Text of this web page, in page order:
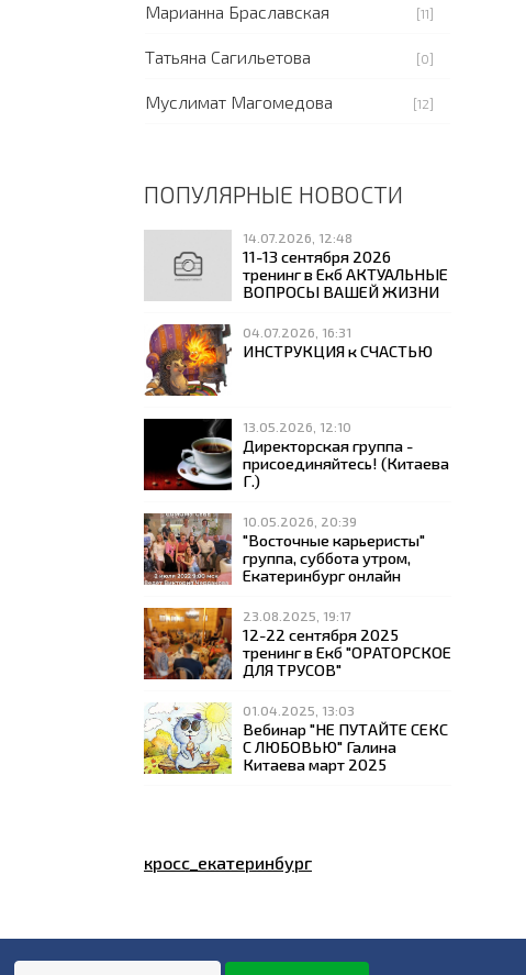
Марианна Браславская [11]
Татьяна Сагильетова [0]
Муслимат Магомедова [12]
ПОПУЛЯРНЫЕ НОВОСТИ
14.07.2026, 12:48
11-13 сентября 2026
тренинг в Екб АКТУАЛЬНЫЕ
ВОПРОСЫ ВАШЕЙ ЖИЗНИ
04.07.2026, 16:31
ИНСТРУКЦИЯ к СЧАСТЬЮ
13.05.2026, 12:10
Директорская группа -
присоединяйтесь! (Китаева
Г.)
10.05.2026, 20:39
"Восточные карьеристы"
группа, суббота утром,
Екатеринбург онлайн
23.08.2025, 19:17
12-22 сентября 2025
тренинг в Екб "ОРАТОРСКОЕ
ДЛЯ ТРУСОВ"
01.04.2025, 13:03
Вебинар "НЕ ПУТАЙТЕ СЕКС
С ЛЮБОВЬЮ" Галина
Китаева март 2025
кросс_екатеринбург